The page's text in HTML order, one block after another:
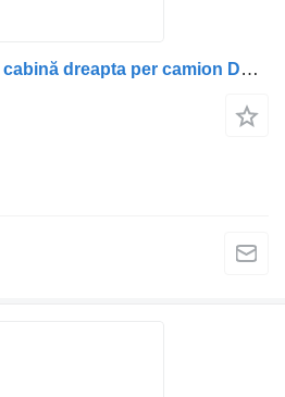
Rivestimento Extensie cabină dreapta per camion DAF 1835028 1843497 1843493 1835032 1843499